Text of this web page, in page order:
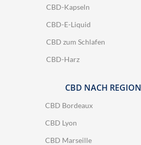
CBD-Kapseln
CBD-E-Liquid
CBD zum Schlafen
CBD-Harz
CBD NACH REGION
CBD Bordeaux
CBD Lyon
CBD Marseille